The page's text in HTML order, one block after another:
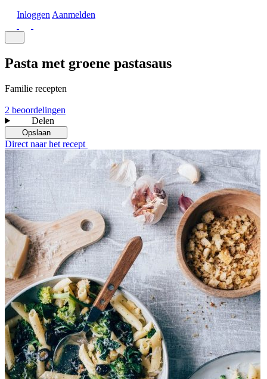
Inloggen Aanmelden
Pasta met groene pastasaus
Familie recepten
2 beoordelingen
Delen
Opslaan
Direct naar het recept